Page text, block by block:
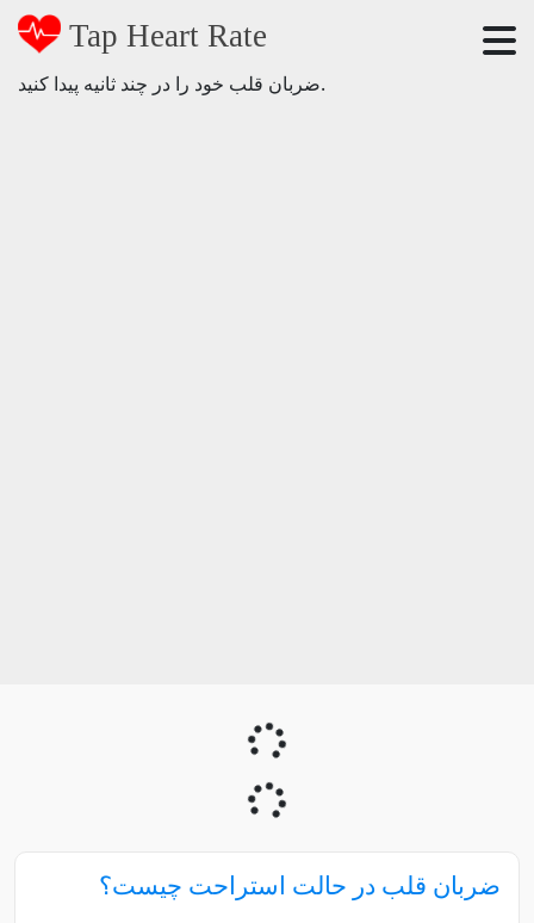
Tap Heart Rate
ضربان قلب خود را در چند ثانیه پیدا کنید.
ضربان قلب در حالت استراحت چیست؟